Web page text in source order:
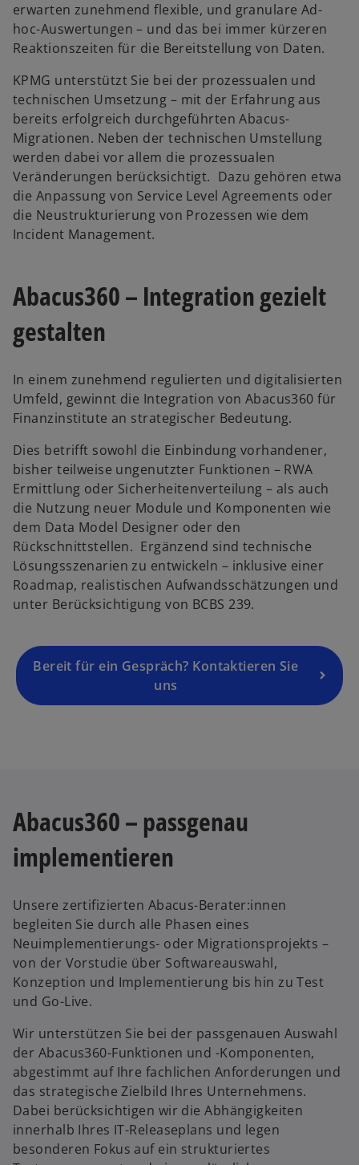
erwarten zunehmend flexible, und granulare Ad-
hoc-Auswertungen – und das bei immer kürzeren
Reaktionszeiten für die Bereitstellung von Daten.
KPMG unterstützt Sie bei der prozessualen und
technischen Umsetzung – mit der Erfahrung aus
bereits erfolgreich durchgeführten Abacus-
Migrationen. Neben der technischen Umstellung
werden dabei vor allem die prozessualen
Veränderungen berücksichtigt. Dazu gehören etwa
die Anpassung von Service Level Agreements oder
die Neustrukturierung von Prozessen wie dem
Incident Management.
Abacus360 – Integration gezielt
gestalten
In einem zunehmend regulierten und digitalisierten
Umfeld, gewinnt die Integration von Abacus360 für
Finanzinstitute an strategischer Bedeutung.
Dies betrifft sowohl die Einbindung vorhandener,
bisher teilweise ungenutzter Funktionen – RWA
Ermittlung oder Sicherheitenverteilung – als auch
die Nutzung neuer Module und Komponenten wie
dem Data Model Designer oder den
Rückschnittstellen. Ergänzend sind technische
Lösungsszenarien zu entwickeln – inklusive einer
Roadmap, realistischen Aufwandsschätzungen und
unter Berücksichtigung von BCBS 239.
Bereit für ein Gespräch? Kontaktieren Sie
uns
Abacus360 – passgenau
implementieren
Unsere zertifizierten Abacus-Berater:innen
begleiten Sie durch alle Phasen eines
Neuimplementierungs- oder Migrationsprojekts –
von der Vorstudie über Softwareauswahl,
Konzeption und Implementierung bis hin zu Test
und Go-Live.
Wir unterstützen Sie bei der passgenauen Auswahl
der Abacus360-Funktionen und -Komponenten,
abgestimmt auf Ihre fachlichen Anforderungen und
das strategische Zielbild Ihres Unternehmens.
Dabei berücksichtigen wir die Abhängigkeiten
innerhalb Ihres IT-Releaseplans und legen
besonderen Fokus auf ein strukturiertes